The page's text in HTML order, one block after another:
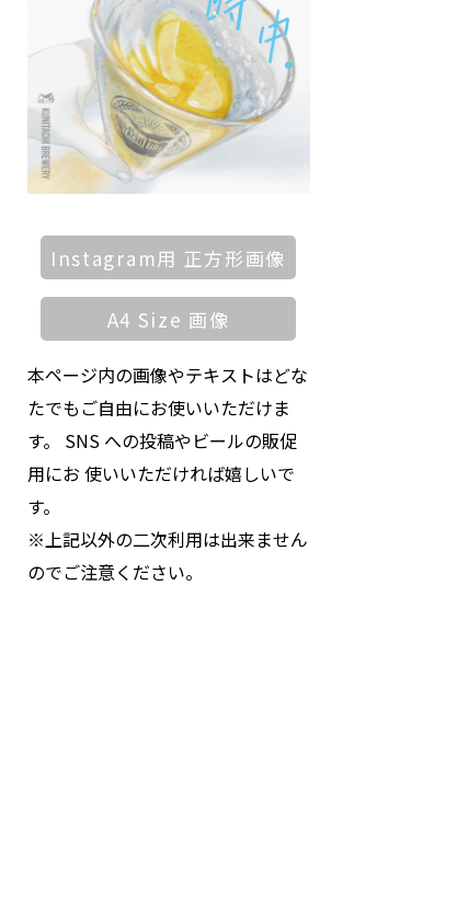
Instagram用 正方形画像
A4 Size 画像
本ページ内の画像やテキストはどな
たでもご自由にお使いいただけま
す。 SNS への投稿やビールの販促
用にお 使いいただければ嬉しいで
す。
※上記以外の二次利用は出来ません
のでご注意ください。